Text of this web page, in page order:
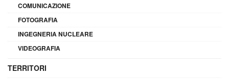
COMUNICAZIONE
FOTOGRAFIA
INGEGNERIA NUCLEARE
VIDEOGRAFIA
TERRITORI